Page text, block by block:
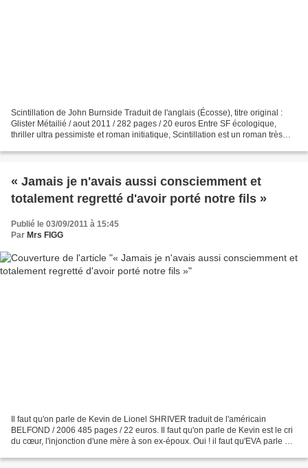
Scintillation de John Burnside Traduit de l'anglais (Écosse), titre original :
Glister Métailié / aout 2011 / 282 pages / 20 euros Entre SF écologique,
thriller ultra pessimiste et roman initiatique, Scintillation est un roman très
« Jamais je n'avais aussi consciemment et
totalement regretté d'avoir porté notre fils »
Publié le 03/09/2011 à 15:45
Par Mrs FIGG
Il faut qu'on parle de Kevin de Lionel SHRIVER traduit de l'américain
BELFOND / 2006 485 pages / 22 euros. Il faut qu'on parle de Kevin est le cri
du cœur, l'injonction d'une mère à son ex-époux. Oui ! il faut qu'EVA parle de